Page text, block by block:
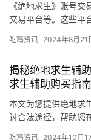
《绝地求生》账号
交易平台等。这些平
吃鸡资讯 2024年8月21
揭秘绝地求生辅
求生辅助购买指
本文为您提供绝地求
讨合法途径，帮助您
吃鸡资讯 2024年10月